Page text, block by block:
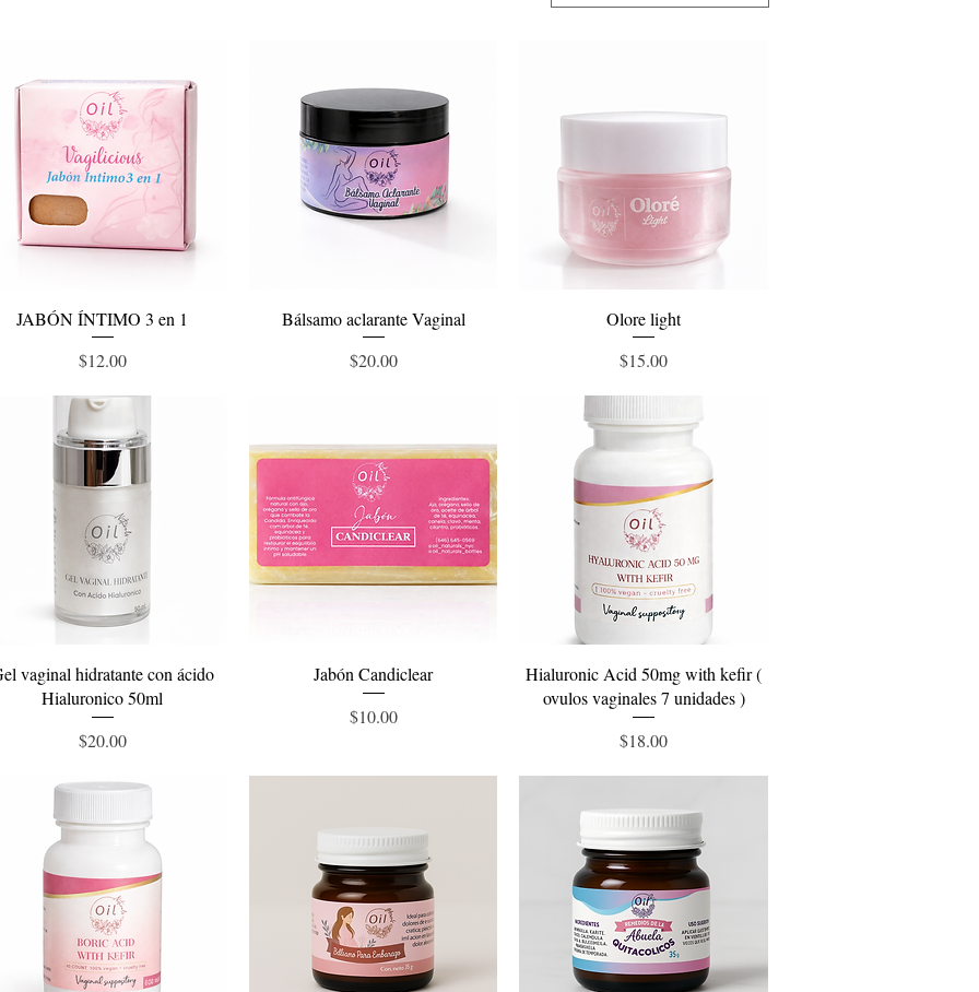
Vista rápida
JABÓN ÍNTIMO 3 en 1
Precio
$12.00
Vista rápida
Bálsamo aclarante Vaginal
Precio
$20.00
Vista rápida
Olore light
Precio
$15.00
Vista rápida
vaginal hidratante con ácido
Hialuronico 50ml
Precio
$20.00
Vista rápida
Jabón Candiclear
Precio
$10.00
Vista rápida
Hialuronic Acid 50mg with kefir (
ovulos vaginales 7 unidades )
Precio
$18.00